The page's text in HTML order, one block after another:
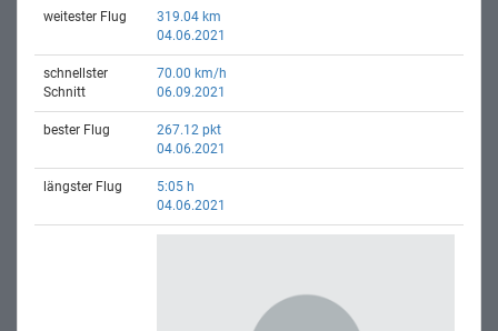
weitester Flug
319.04 km
04.06.2021
schnellster
Schnitt
70.00 km/h
06.09.2021
bester Flug
267.12 pkt
04.06.2021
längster Flug
5:05 h
04.06.2021